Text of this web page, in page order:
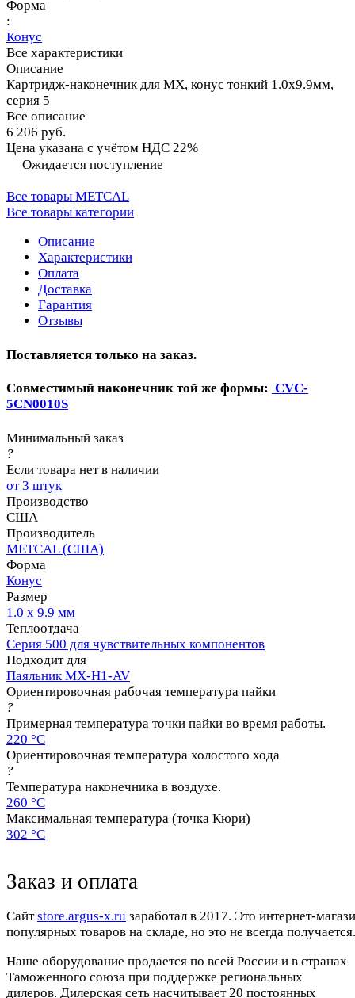
Форма
:
Конус
Все характеристики
Описание
Картридж-наконечник для MX, конус тонкий 1.0х9.9мм,
серия 5
Все описание
6 206 руб.
Цена указана с учётом НДС 22%
Ожидается поступление
Все товары METCAL
Все товары категории
Описание
Характеристики
Оплата
Доставка
Гарантия
Отзывы
Поставляется только на заказ.
Совместимый наконечник той же формы: CVC-
5CN0010S
Минимальный заказ
?
Если товара нет в наличии
от 3 штук
Производство
США
Производитель
METCAL (США)
Форма
Конус
Размер
1.0 х 9.9 мм
Теплоотдача
Серия 500 для чувствительных компонентов
Подходит для
Паяльник MX-H1-AV
Ориентировочная рабочая температура пайки
?
Примерная температура точки пайки во время работы.
220 °C
Ориентировочная температура холостого хода
?
Температура наконечника в воздухе.
260 °C
Максимальная температура (точка Кюри)
302 °C
Заказ и оплата
Cайтstore.argus-x.ru заработал в 2017. Это интернет-
популярных товаров на складе, но это не всегда
Наше оборудование продается по всей России и в странах
Таможенного союза при поддержке региональных
дилеров. Дилерская сеть насчитывает 20 постоянных